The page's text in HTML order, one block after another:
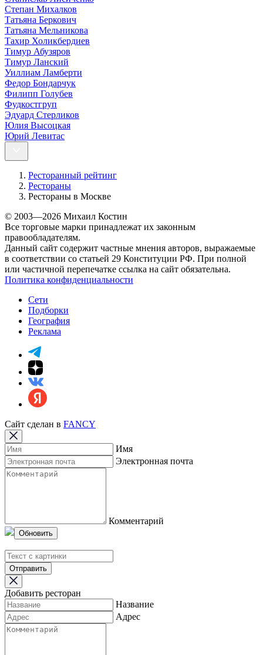
Степан Михалков
Татьяна Беркович
Татьяна Мельникова
Тахир Холикбердиев
Тимур Абузяров
Тимур Ланский
Уиллиам Ламберти
Федор Бондарчук
Филипп Голубев
Фудкостгруп
Эдуард Стерликов
Юлия Высоцкая
Юрий Левитас
Ресторанный рейтинг
Рестораны
Рестораны в Москве
© 2003—2026 Михаил Костин
Все торговые марки принадлежат их законным
правообладателям.
Данный сайт содержит частные мнения авторов, выражаемые
в соответствии со статьей 29 Конституции РФ. При полной
или частичной перепечатке ссылка на сайт обязательна.
Политика конфиденциальности
Сети
Подборки
География
Реклама
Сайт сделан в FANCY
Имя
Электронная почта
Комментарий
Обновить
Отправить
Добавить ресторан
Название
Адрес